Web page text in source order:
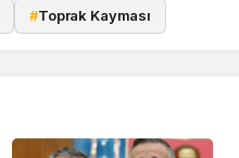
#Toprak Kayması